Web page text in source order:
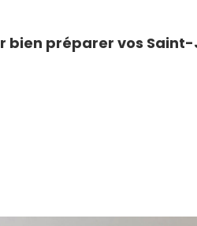
bien préparer vos